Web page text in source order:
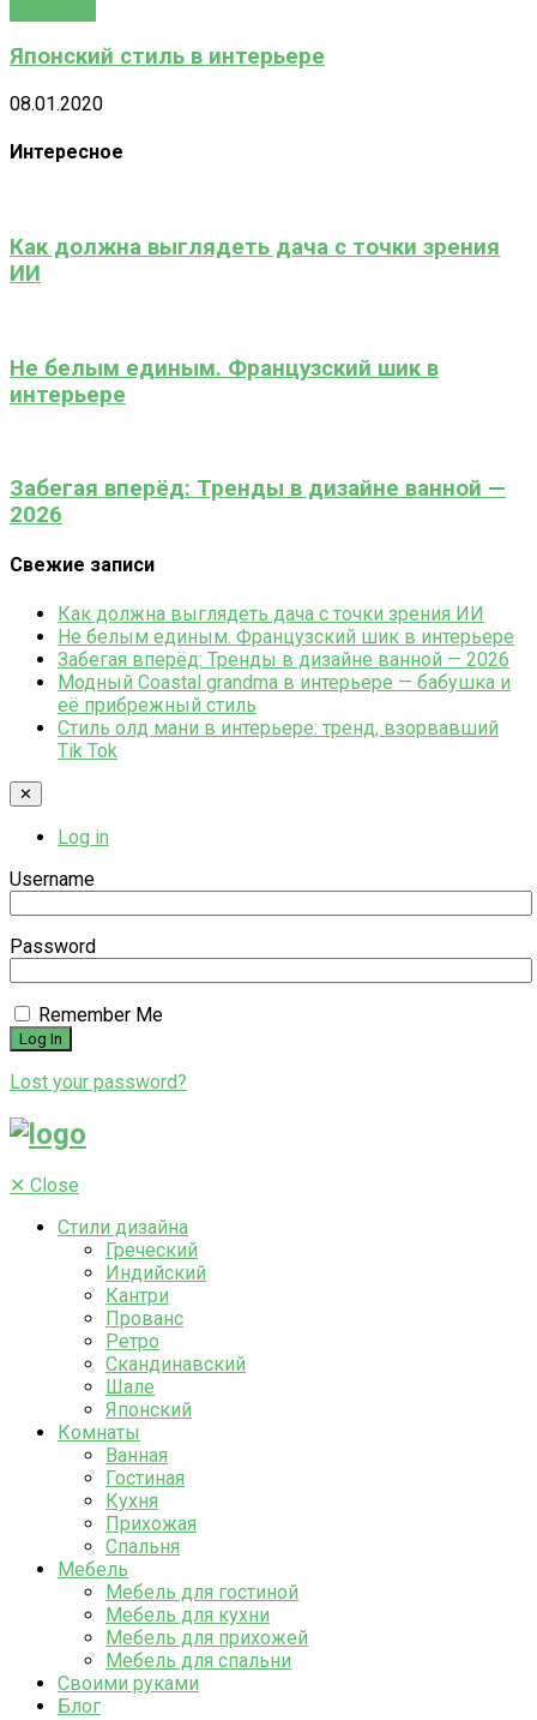
Японский стиль в интерьере
08.01.2020
Интересное
Как должна выглядеть дача с точки зрения
ИИ
Не белым единым. Французский шик в
интерьере
Забегая вперёд: Тренды в дизайне ванной —
2026
Свежие записи
Как должна выглядеть дача с точки зрения ИИ
Не белым единым. Французский шик в интерьере
Забегая вперёд: Тренды в дизайне ванной — 2026
Модный Coastal grandma в интерьере — бабушка и
её прибрежный стиль
Стиль олд мани в интерьере: тренд, взорвавший
Tik Tok
✕
Log in
Username
Password
Remember Me
Lost your password?
✕ Close
Стили дизайна
Греческий
Индийский
Кантри
Прованс
Ретро
Скандинавский
Шале
Японский
Комнаты
Ванная
Гостиная
Кухня
Прихожая
Спальня
Мебель
Мебель для гостиной
Мебель для кухни
Мебель для прихожей
Мебель для спальни
Своими руками
Блог